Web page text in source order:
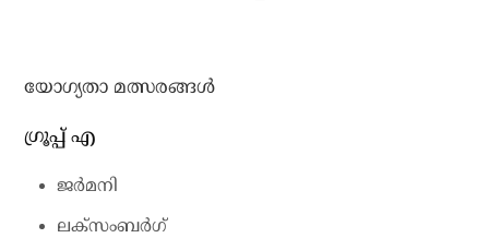
യോഗ്യതാ മത്സരങ്ങള്‍
ഗ്രൂപ്പ് എ
ജര്‍മനി
ലക്‌സംബര്‍ഗ്